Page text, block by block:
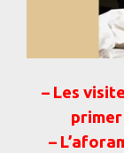
– Les
primer
–